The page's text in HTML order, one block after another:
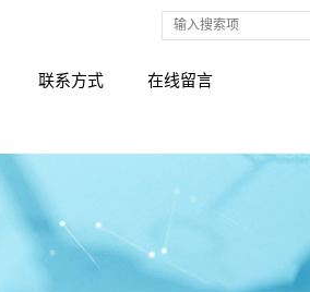
联系方式 在线留言